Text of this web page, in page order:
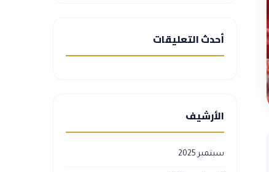
أحدث التعليقات
الأرشيف
سبتمبر 2025